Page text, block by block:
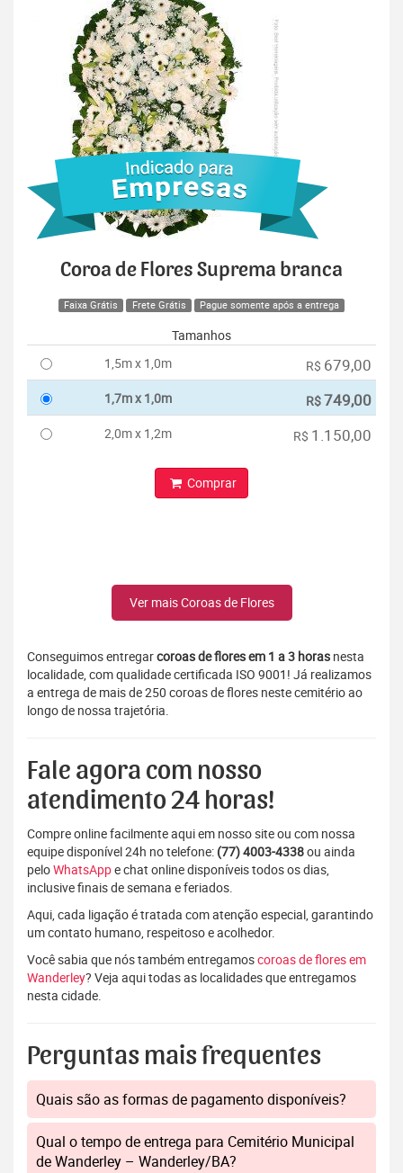
Coroa de Flores Suprema branca
Faixa Grátis Frete Grátis Pague somente após a entrega
Tamanhos
1,5m x 1,0m
R$ 679,00
1,7m x 1,0m R$749,00
2,0m x 1,2m R$ 1.150,00
Comprar
Ver mais Coroas de Flores
Conseguimos entregarcoroas de flores em 1 a 3 horas nesta
localidade, com qualidade certificada ISO 9001! Já realizamos
a entrega de mais de 250 coroas de flores neste cemitério ao
longo de nossa trajetória.
Fale agora com nosso
atendimento 24 horas!
Compre online facilmente aqui em nosso site ou com nossa
equipe disponível 24h no telefone: (77) 4003-4338ou ainda
peloWhatsAppe chat online disponíveis todos os dias,
inclusive finais de semana e feriados.
Aqui, cada ligação é tratada com atenção especial, garantindo
um contato humano, respeitoso e acolhedor.
Você sabia que nós também entregamoscoroas de flores em
Wanderley? Veja aqui todas as localidades que entregamos
nesta cidade.
Perguntas mais frequentes
Quais são as formas de pagamento disponíveis?
Qual o tempo de entrega para Cemitério Municipal
de Wanderley – Wanderley/BA?